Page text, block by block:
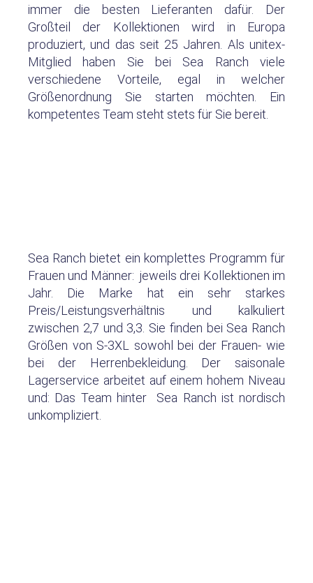
immer die besten Lieferanten dafür. Der
Großteil der Kollektionen wird in Europa
produziert, und das seit 25 Jahren. Als unitex-
Mitglied haben Sie bei Sea Ranch viele
verschiedene Vorteile, egal in welcher
Größenordnung Sie starten möchten. Ein
kompetentes Team steht stets für Sie bereit.
Sea Ranch bietet ein komplettes Programm für
Frauen und Männer: jeweils drei Kollektionen im
Jahr. Die Marke hat ein sehr starkes
Preis/Leistungsverhältnis und kalkuliert
zwischen 2,7 und 3,3. Sie finden bei Sea Ranch
Größen von S-3XL sowohl bei der Frauen- wie
bei der Herrenbekleidung. Der saisonale
Lagerservice arbeitet auf einem hohem Niveau
und: Das Team hinter Sea Ranch ist nordisch
unkompliziert.